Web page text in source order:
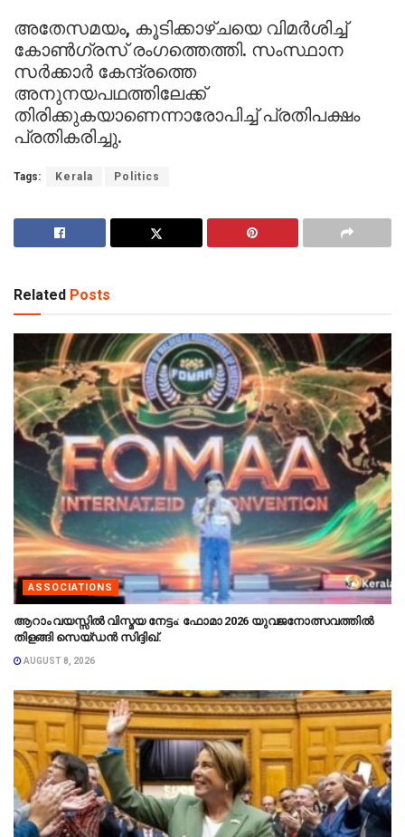
അതേസമയം, കൂടിക്കാഴ്ചയെ വിമര്‍ശിച്ച്
കോണ്‍ഗ്രസ് രംഗത്തെത്തി. സംസ്ഥാന
സര്‍ക്കാര്‍ കേന്ദ്രത്തെ
അനുനയപഥത്തിലേക്ക്
തിരിക്കുകയാണെന്നാരോപിച്ച് പ്രതിപക്ഷം
പ്രതികരിച്ചു.
Tags: Kerala Politics
Related Posts
ASSOCIATIONS
ആറാം വയസ്സിൽ വിസ്മയ നേട്ടം: ഫോമാ 2026 യുവജനോത്സവത്തിൽ
തിളങ്ങി സെയ്ഡൻ സിദ്ദിഖ്.
AUGUST 8, 2026